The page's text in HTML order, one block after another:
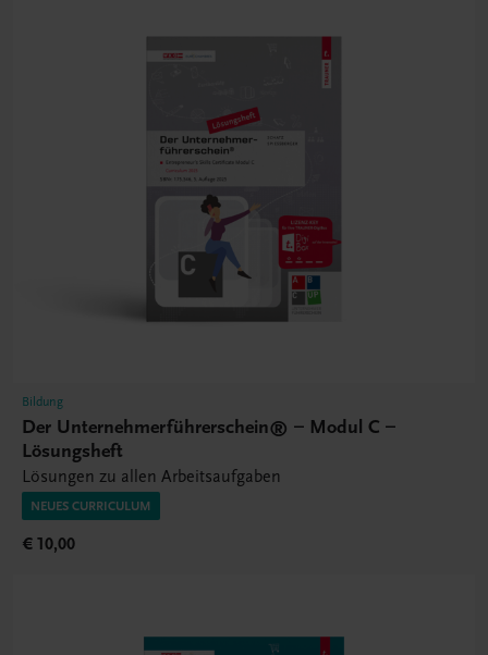
Bildung
Der Unternehmerführerschein® – Modul C –
Lösungsheft
Lösungen zu allen Arbeitsaufgaben
NEUES CURRICULUM
€ 10,00